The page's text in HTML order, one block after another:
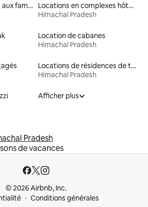
Locations adaptées aux familles
Locations en complexes hôteliers
Himachal Pradesh
Location de cabanes
Himachal Pradesh
Locations de résidences de tourisme
Himachal Pradesh
Afficher plus
Pradesh
de vacances
© 2026 Airbnb, Inc.
Conditions générales